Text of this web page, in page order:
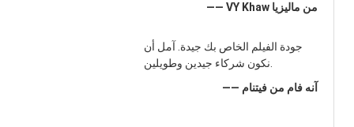
—— VY Khaw من ماليزيا
جودة الفيلم الخاص بك جيدة. آمل أن
—— آنه فام من فيتنام